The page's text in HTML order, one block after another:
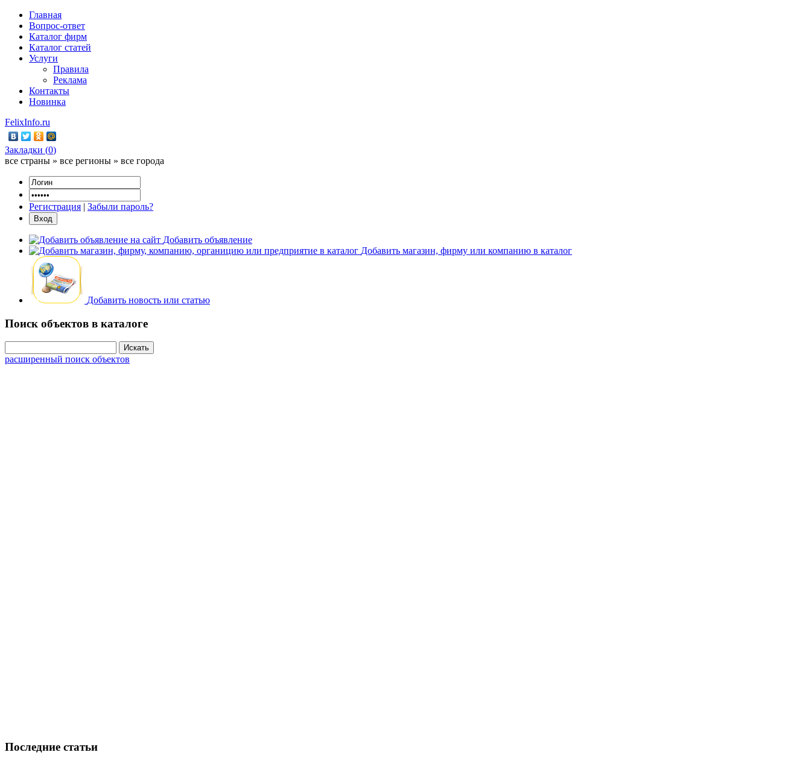
Главная
Вопрос-ответ
Каталог фирм
Каталог статей
Услуги
Правила
Реклама
Контакты
Новинка
FelixInfo.ru
Закладки (0)
все страны » все регионы » все города
Регистрация | Забыли пароль?
Добавить объявление
Добавить магазин, фирму или компанию в каталог
Добавить новость или статью
Поиск объектов в каталоге
расширенный поиск объектов
Последние статьи